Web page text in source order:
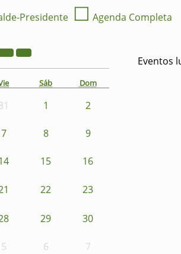
Presidente ☐ Agenda Completa
Sáb Dom
1 2
7 8 9
15 16
22 23
29 30
5 6 7
Eventos